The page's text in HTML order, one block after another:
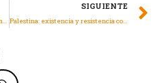
SIGUIENTE
Palestina: existencia y resistencia contra la crueldad en la noche más oscura de la humanidad.